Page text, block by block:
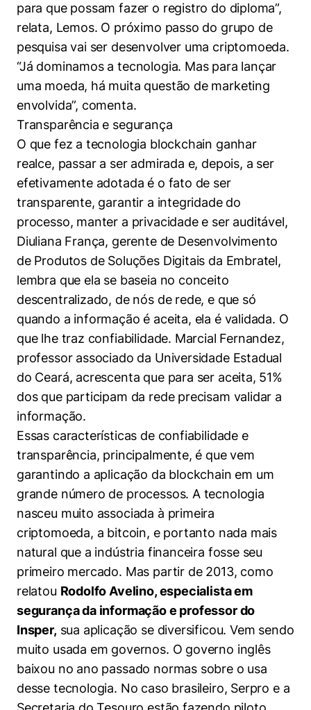
para que possam fazer o registro do diploma”,
relata, Lemos. O próximo passo do grupo de
pesquisa vai ser desenvolver uma criptomoeda.
“Já dominamos a tecnologia. Mas para lançar
uma moeda, há muita questão de marketing
envolvida”, comenta.
Transparência e segurança
O que fez a tecnologia blockchain ganhar
realce, passar a ser admirada e, depois, a ser
efetivamente adotada é o fato de ser
transparente, garantir a integridade do
processo, manter a privacidade e ser auditável,
Diuliana França, gerente de Desenvolvimento
de Produtos de Soluções Digitais da Embratel,
lembra que ela se baseia no conceito
descentralizado, de nós de rede, e que só
quando a informação é aceita, ela é validada. O
que lhe traz confiabilidade. Marcial Fernandez,
professor associado da Universidade Estadual
do Ceará, acrescenta que para ser aceita, 51%
dos que participam da rede precisam validar a
informação.
Essas características de confiabilidade e
transparência, principalmente, é que vem
garantindo a aplicação da blockchain em um
grande número de processos. A tecnologia
nasceu muito associada à primeira
criptomoeda, a bitcoin, e portanto nada mais
natural que a indústria financeira fosse seu
primeiro mercado. Mas partir de 2013, como
relatou Rodolfo Avelino, especialista em
segurança da informação e professor do
Insper, sua aplicação se diversificou. Vem sendo
muito usada em governos. O governo inglês
baixou no ano passado normas sobre o usa
desse tecnologia. No caso brasileiro, Serpro e a